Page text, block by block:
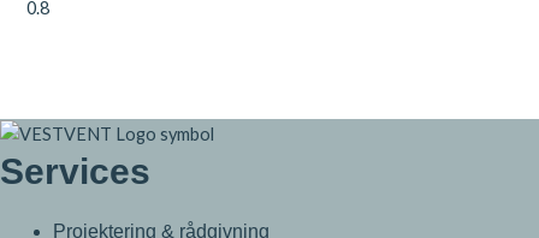
Services
Projektering & rådgivning